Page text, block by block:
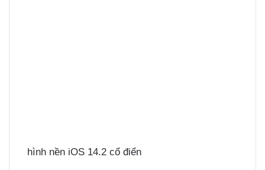
hình nền iOS 14.2 cổ điển